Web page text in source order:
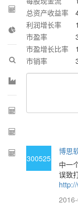
总资产收益率
利润增长率
市盈率
市盈增长比率
市销率
300525
博思
中一
误致